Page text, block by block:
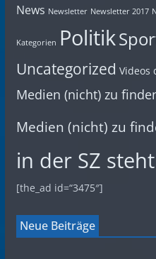
News Newsletter Newsletter 2017
Kategorien Politik
Uncategorized Videos
Medien (nicht) zu
Medien (nicht) zu
in der SZ steht
[the_ad id=“3475″]
Neue Beiträge